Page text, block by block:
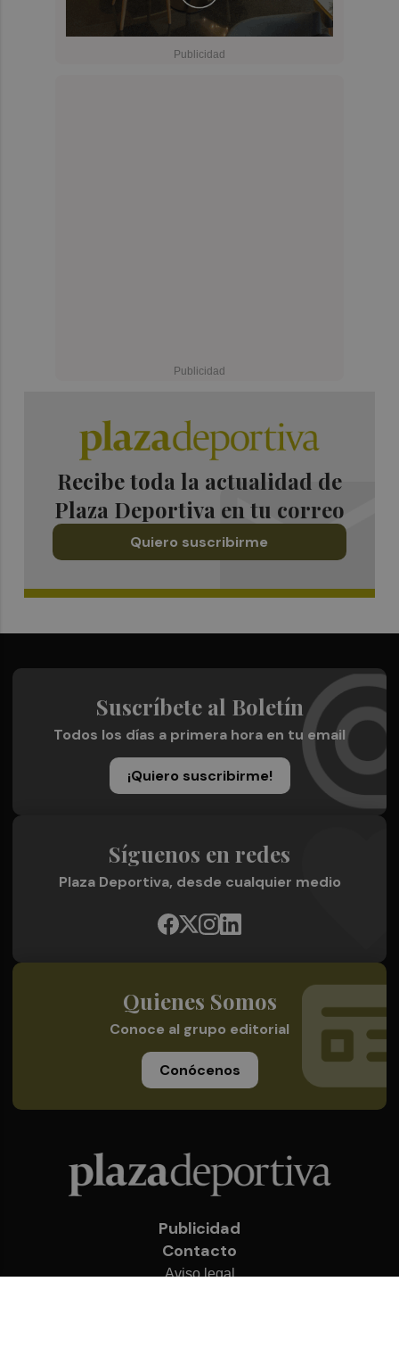
Recibe toda la actualidad de
Plaza Deportiva en tu correo
Quiero suscribirme
Suscríbete al Boletín
Todos los días a primera hora en tu email
¡Quiero suscribirme!
Síguenos en redes
Plaza Deportiva, desde cualquier medio
Quienes Somos
Conoce al grupo editorial
Conócenos
Publicidad
Contacto
Aviso legal